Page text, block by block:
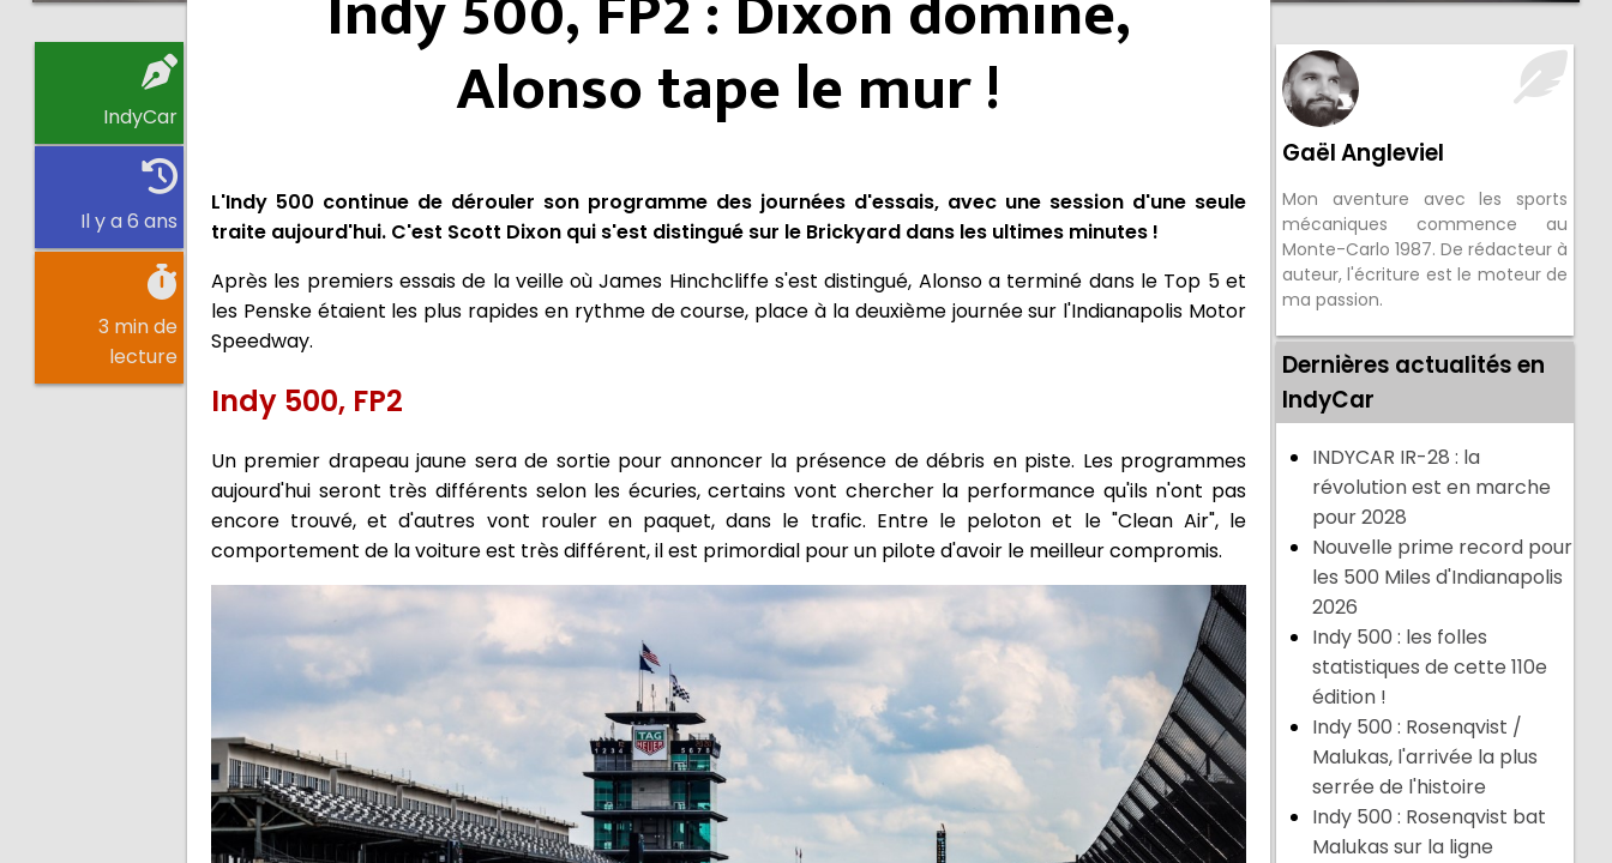
IndyCar
Il y a 6 ans
3 min de
lecture
Alonso tape le mur !
L'Indy 500 continue de dérouler son programme des journées d'essais, avec une session d'une seule
traite aujourd'hui. C'est Scott Dixon qui s'est distingué sur le Brickyard dans les ultimes minutes !
Après les premiers essais de la veille où James Hinchcliffe s'est distingué, Alonso a terminé dans le Top 5 et
les Penske étaient les plus rapides en rythme de course, place à la deuxième journée sur l'Indianapolis Motor
Speedway.
Indy 500, FP2
Un premier drapeau jaune sera de sortie pour annoncer la présence de débris en piste. Les programmes
aujourd'hui seront très différents selon les écuries, certains vont chercher la performance qu'ils n'ont pas
encore trouvé, et d'autres vont rouler en paquet, dans le trafic. Entre le peloton et le "Clean Air", le
comportement de la voiture est très différent, il est primordial pour un pilote d'avoir le meilleur compromis.
Gaël Angleviel
Mon aventure avec les sports
mécaniques commence au
Monte-Carlo 1987. De rédacteur à
auteur, l'écriture est le moteur de
ma passion.
Dernières actualités en
IndyCar
INDYCAR IR-28 : la
révolution est en marche
pour 2028
Nouvelle prime record pour
les 500 Miles d'Indianapolis
2026
Indy 500 : les folles
statistiques de cette 110e
édition !
Indy 500 : Rosenqvist /
Malukas, l'arrivée la plus
serrée de l'histoire
Indy 500 : Rosenqvist bat
Malukas sur la ligne